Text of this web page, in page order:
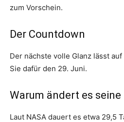
zum Vorschein.
Der Countdown
Der nächste volle Glanz lässt
Sie dafür den 29. Juni.
Warum ändert es seine
Laut NASA dauert es etwa 29,5